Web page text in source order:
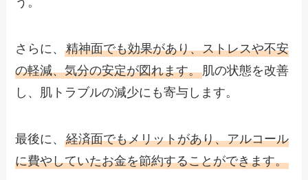
さらに、精神面でも効果があり、ストレスや不安
の軽減、気分の安定が図れます。肌の状態を改善
し、肌トラブルの減少にも寄与します。
最後に、経済面でもメリットがあり、アルコール
に費やしていたお金を節約することができます。